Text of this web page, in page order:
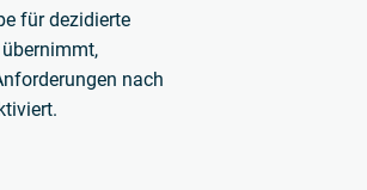
für dezidierte
nach